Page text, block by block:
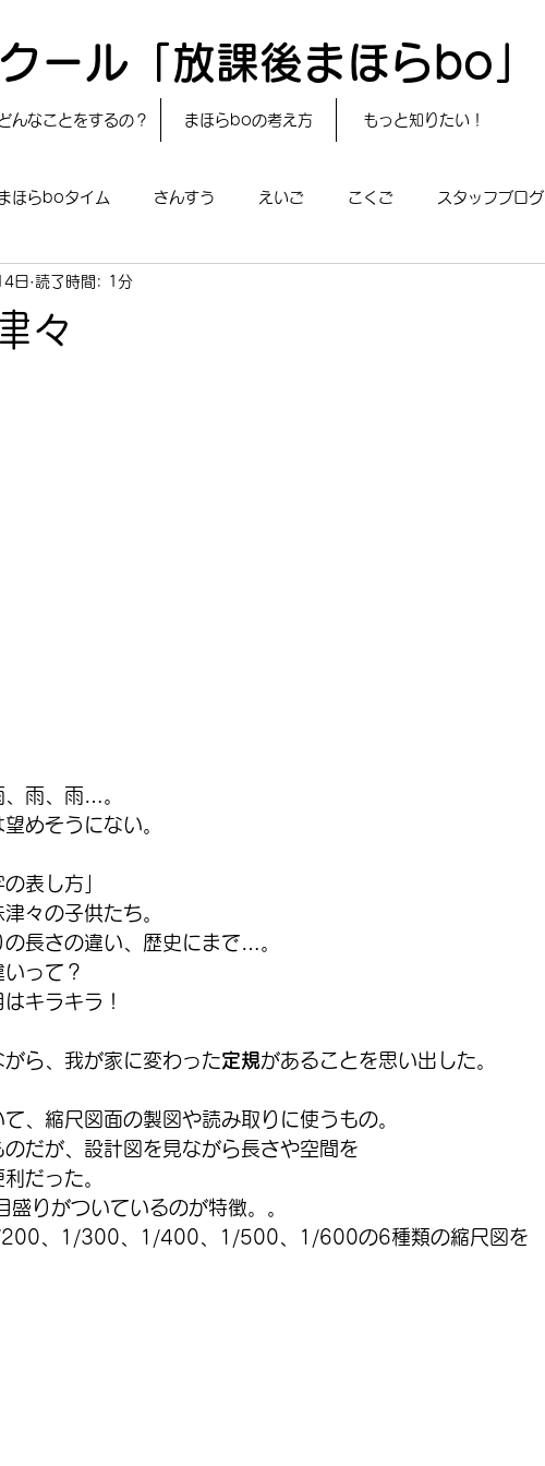
ール「放課後まほらbo」
んなことをするの？ まほらboの考え方 もっと知りたい！
ほらboタイム さんすう えいご こくご スタッフブログ
24節気
々
日 読了時間: 1分
雨、雨…。
めそうにない。
表し方」
津々の子供たち。
長さの違い、歴史にまで…。
いって？
キラキラ！
ら、我が家に変わった定規があることを思い出した。
、縮尺図面の製図や読み取りに使うもの。
だが、設計図を見ながら長さや空間を
だった。
りがついているのが特徴。。
、1/300、1/400、1/500、1/600の6種類の縮尺図を